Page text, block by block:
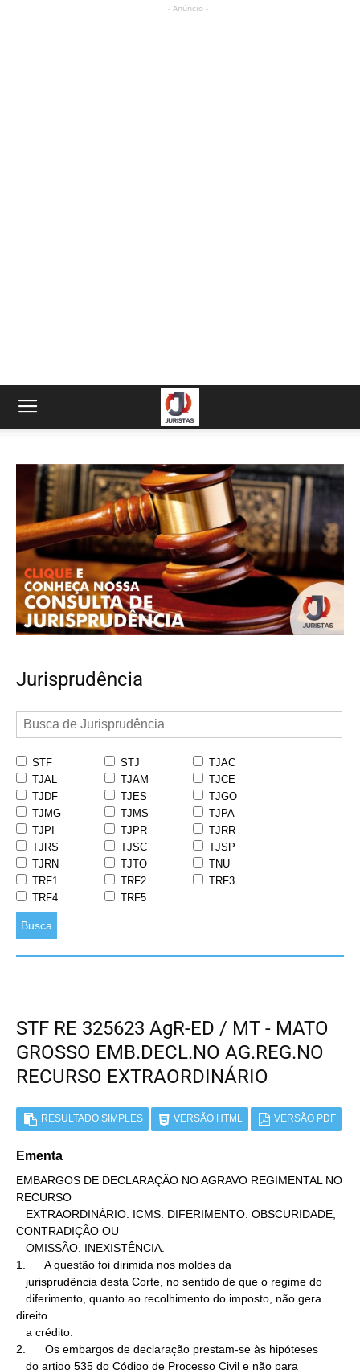
- Anúncio -
Jurisprudência
STF STJ
TJAC
TJAL
TJAM
TJCE
TJDF
TJES
TJGO
TJMG
TJMS
TJPA
TJPI
TJPR
TJRR
TJRS
TJSC
TJSP
TJRN
TJTO
TNU
TRF1
TRF2
TRF3
TRF4
TRF5
Busca
STF RE 325623 AgR-ED / MT - MATO
GROSSO EMB.DECL.NO AG.REG.NO
RECURSO EXTRAORDINÁRIO
RESULTADO SIMPLES VERSÃO HTML VERSÃO PDF
Ementa
EMBARGOS DE DECLARAÇÃO NO AGRAVO REGIMENTAL NO
RECURSO
CONTRADIÇÃO OU
1.      A questão foi dirimida nos moldes da
direito
2.      Os embargos de declaração prestam-se às hipóteses